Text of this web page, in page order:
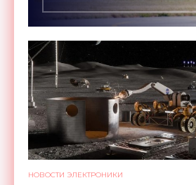
НОВОСТИ ЭЛЕКТРОНИКИ